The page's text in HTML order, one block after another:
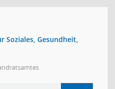
Soziales, Gesundheit,